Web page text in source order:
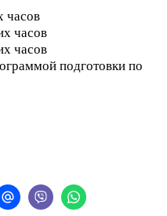
часов
часов
часов
подготовки по